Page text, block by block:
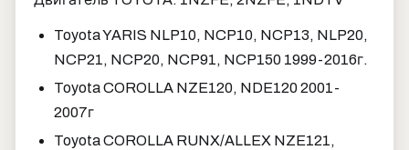
Toyota YARIS NLP10, NCP10, NCP13, NLP20,
NCP21, NCP20, NCP91, NCP150 1999-2016г.
Toyota COROLLA NZE120, NDE120 2001-
2007г
Toyota COROLLA RUNX/ALLEX NZE121,